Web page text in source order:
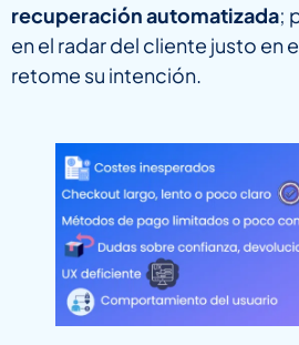
recuperación automatizada;
en el radar del cliente justo en
retome su intención.